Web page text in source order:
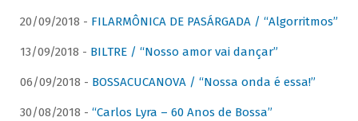
20/09/2018 - FILARMÔNICA DE PASÁRGADA / “Algorritmos”
13/09/2018 - BILTRE / “Nosso amor vai dançar”
06/09/2018 - BOSSACUCANOVA / “Nossa onda é essa!”
30/08/2018 - “Carlos Lyra – 60 Anos de Bossa”